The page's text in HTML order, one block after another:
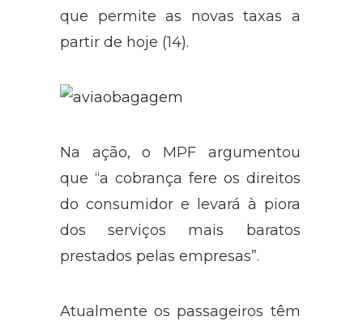
que permite as novas taxas a
partir de hoje (14).
Na ação, o MPF argumentou
que “a cobrança fere os direitos
do consumidor e levará à piora
dos serviços mais baratos
prestados pelas empresas”.
Atualmente os passageiros têm